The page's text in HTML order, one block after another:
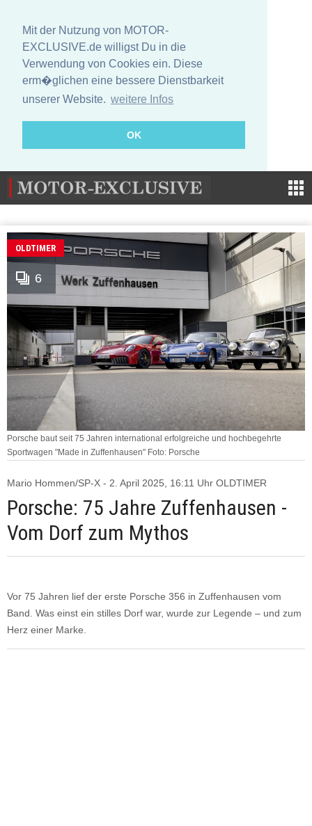
Mit der Nutzung von MOTOR-
EXCLUSIVE.de willigst Du in die
Verwendung von Cookies ein. Diese
erm�glichen eine bessere Dienstbarkeit
unserer Website. weitere Infos
OK
6
Porsche baut seit 75 Jahren international erfolgreiche und hochbegehrte
Sportwagen "Made in Zuffenhausen" Foto: Porsche
OLDTIMER
Mario Hommen/SP-X - 2. April 2025, 16:11 Uhr OLDTIMER
Porsche: 75 Jahre Zuffenhausen -
Vom Dorf zum Mythos
Vor 75 Jahren lief der erste Porsche 356 in Zuffenhausen vom
Band. Was einst ein stilles Dorf war, wurde zur Legende – und zum
Herz einer Marke.